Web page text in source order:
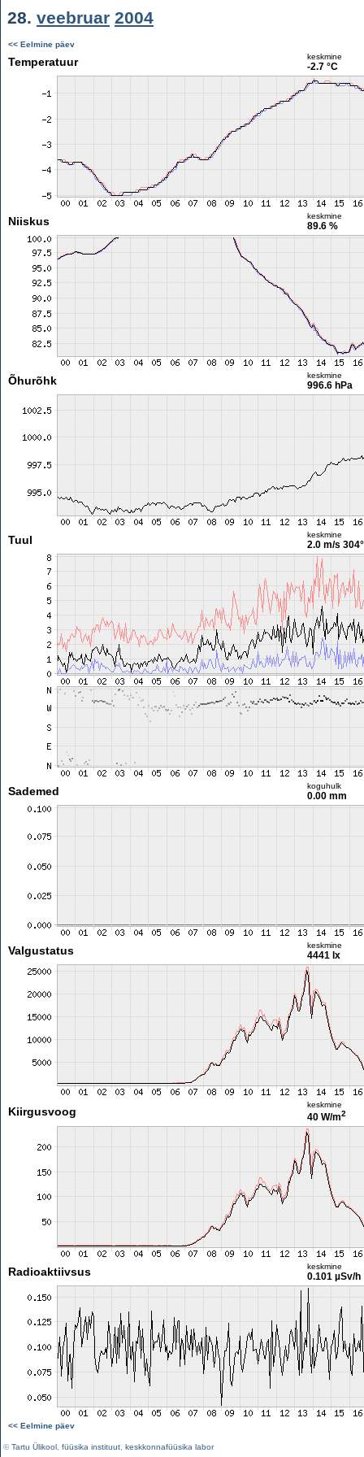
28. veebruar 2004
<< Eelmine päev
Temperatuur keskmine
-2.7 °C
Niiskus keskmine
89.6 %
Õhurõhk keskmine
996.6 hPa
Tuul keskmine
2.0 m/s 304°
Sademed koguhulk
0.00 mm
Valgustatus keskmine
4441 lx
Kiirgusvoog
keskmine
40 W/m2
Radioaktiivsus keskmine
0.101 µSv/h
<< Eelmine päev
©Tartu Ülikool füüsika instituut keskkonnafüüsika labor